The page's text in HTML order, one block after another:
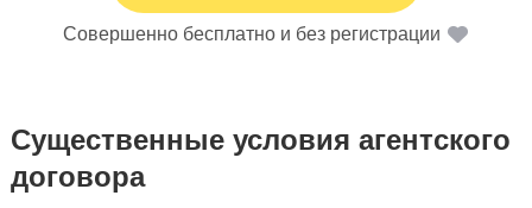
Совершенно бесплатно и без регистрации
Существенные условия агентского
договора